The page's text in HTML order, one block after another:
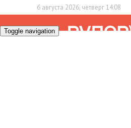
6 августа 2026, четверг 14:08
Toggle navigation